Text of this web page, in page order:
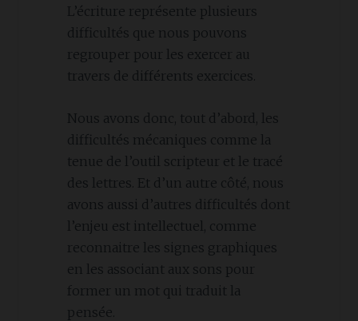
L’écriture représente plusieurs
difficultés que nous pouvons
regrouper pour les exercer au
travers de différents exercices.
Nous avons donc, tout d’abord, les
difficultés mécaniques comme la
tenue de l’outil scripteur et le tracé
des lettres. Et d’un autre côté, nous
avons aussi d’autres difficultés dont
l’enjeu est intellectuel, comme
reconnaitre les signes graphiques
en les associant aux sons pour
former un mot qui traduit la
pensée.